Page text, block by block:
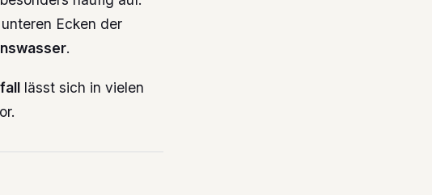
Ecken der
.
lässt sich in vielen